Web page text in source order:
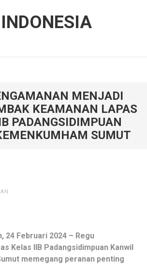
MENJADI
KEAMANAN LAPAS
PADANGSIDIMPUAN
SUMUT
24 Februari 2024 – Regu
Kelas IIB Padangsidimpuan Kanwil
memegang peranan penting